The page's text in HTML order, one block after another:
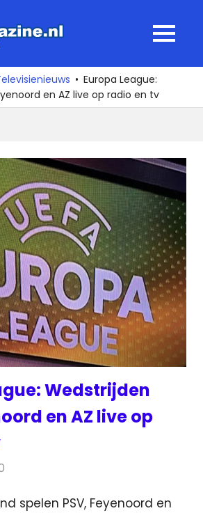
MENU
Europa League:
en AZ live op radio en tv
Wedstrijden
en AZ live op
spelen PSV, Feyenoord en